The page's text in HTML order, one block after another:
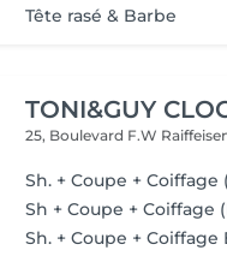
Tête rasé & Barbe
TONI&GUY
25, Boulevard F.W
Sh. + Coupe + Coiffage
Sh + Coupe + Coiffage
Sh. + Coupe +